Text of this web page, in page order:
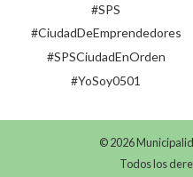
#SPS
#CiudadDeEmprendedores
#SPSCiudadEnOrden
#YoSoy0501
© 2026
Todos los